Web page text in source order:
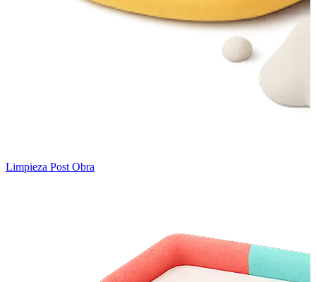
Limpieza Post Obra